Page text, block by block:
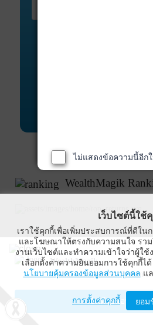
WealthMagik
Top Returns
กองทุนตราสารทุน
WealthMagik
Wealth Management System
เปิดด้วยแอป
ไม่แสดงข้อความนี้อีก
เว็บไซต์นี้ใช้
เราใช้คุกกี้เพื่อเพิ่มประสบการณ์ที่ดีใน
และโฆษณาให้ตรงกับความสนใจ รวม
งานเว็บไซต์และทำความเข้าใจว่าผู้ใ
เลือกตั้งค่าความยินยอมการใช้คุกกี้ไ
นโยบายคุ้มครองข้อมูลส่วนบุคคล แ
การตั้งค่าคุกกี้ ยอม